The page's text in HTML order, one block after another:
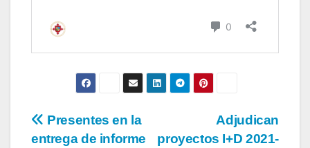
Adjudican
proyectos I+D 2021-
Presentes en la
entrega de informe